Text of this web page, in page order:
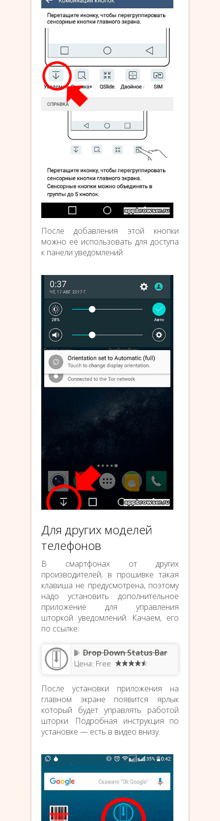
После добавления этой кнопки
можно её использовать для доступа
к панели уведомлений
Для других моделей
телефонов
В смартфонах от других
производителей, в прошивке такая
клавиша не предусмотрена, поэтому
надо установить дополнительное
приложение для управления
шторкой уведомлений. Качаем, его
по ссылке:
Drop Down Status Bar
Цена: Free
После установки приложения на
главном экране появится ярлык
который будет управлять работой
шторки. Подробная инструкция по
установке — есть в видео внизу.